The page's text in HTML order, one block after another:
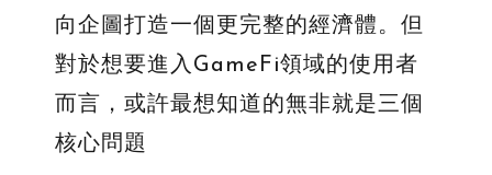
向企圖打造一個更完整的經濟體。但
對於想要進入GameFi領域的使用者
而言，或許最想知道的無非就是三個
核心問題